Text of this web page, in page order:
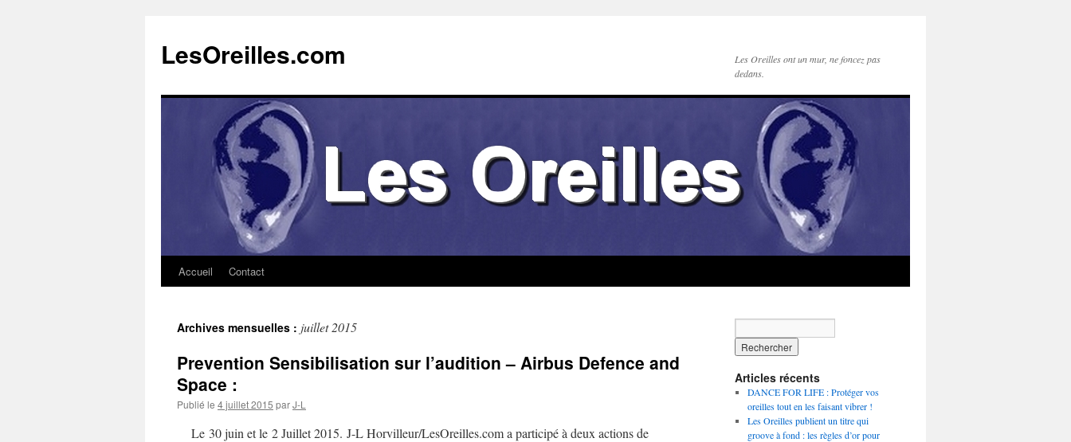
contenu
LesOreilles.com
Les Oreilles ont un mur, ne foncez pas
dedans.
Accueil Contact
Archives mensuelles : juillet 2015
Prevention Sensibilisation sur l’audition – Airbus Defence and
Space :
Publié le 4 juillet 2015 parJ-L
Le 30 juin et le 2 Juillet 2015. J-L Horvilleur/LesOreilles.com a participé à deux actions de
Articles récents
DANCE FOR LIFE : Protéger vos
oreilles tout en les faisant vibrer !
Les Oreilles publient un titre qui
groove à fond : les règles d’or pour